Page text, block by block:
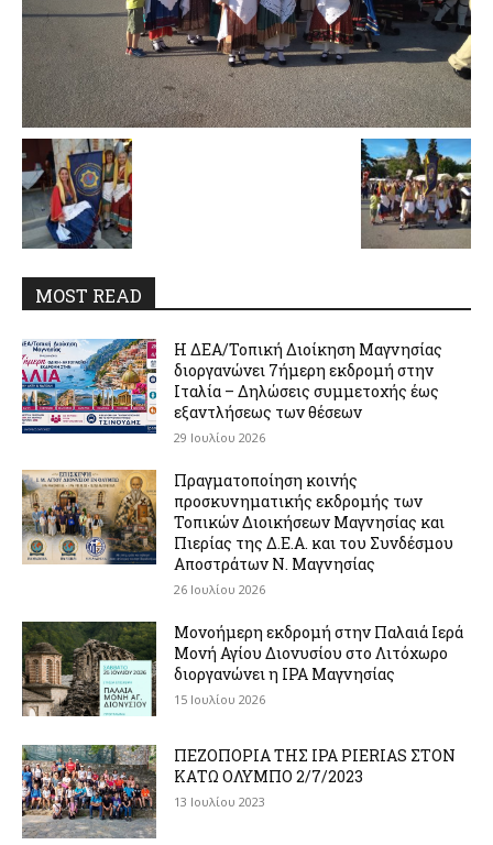
MOST READ
Η ΔΕΑ/Τοπική Διοίκηση Μαγνησίας
διοργανώνει 7ήμερη εκδρομή στην
Ιταλία – Δηλώσεις συμμετοχής έως
εξαντλήσεως των θέσεων
29 Ιουλίου 2026
Πραγματοποίηση κοινής
προσκυνηματικής εκδρομής των
Τοπικών Διοικήσεων Μαγνησίας και
Πιερίας της Δ.Ε.Α. και του Συνδέσμου
Αποστράτων Ν. Μαγνησίας
26 Ιουλίου 2026
Μονοήμερη εκδρομή στην Παλαιά Ιερά
Μονή Αγίου Διονυσίου στο Λιτόχωρο
διοργανώνει η IPA Μαγνησίας
15 Ιουλίου 2026
ΠΕΖΟΠΟΡΙΑ ΤΗΣ IPA PIERIAS ΣΤΟΝ
ΚΑΤΩ ΟΛΥΜΠΟ 2/7/2023
13 Ιουλίου 2023